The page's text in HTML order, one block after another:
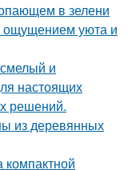
в зелени
ощущением уюта и
и
настоящих
решений.
из деревянных